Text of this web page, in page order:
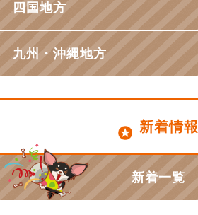
四国地方
九州・沖縄地方
新着情報
新着一覧